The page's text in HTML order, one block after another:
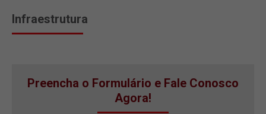
Infraestrutura
Preencha o Formulário e Fale Conosco
Agora!